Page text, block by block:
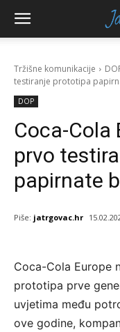
Tržišne komunikacije
testiranje prototipa
DOP
Coca-Cola
prvo
papirnate
Piše: jatrgovac.hr
Coca-Cola Europe
prototipa prve
uvjetima među
ove godine,